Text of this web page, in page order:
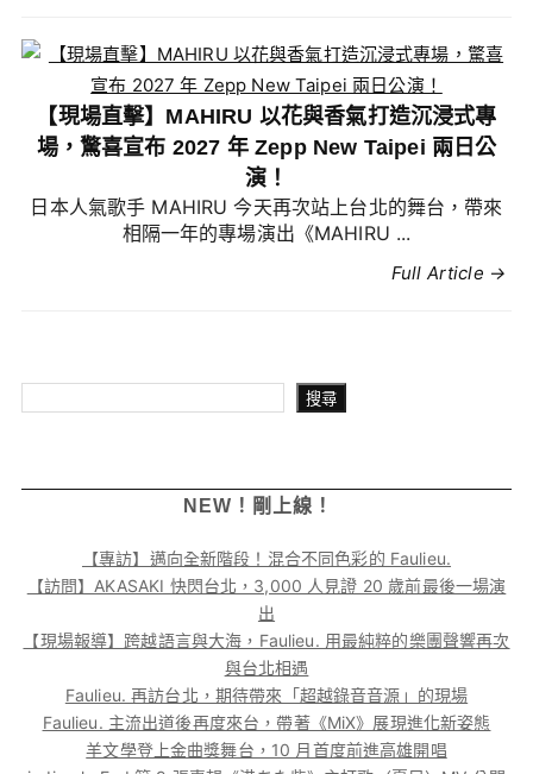
【現場直擊】MAHIRU 以花與香氣打造沉浸式專
場，驚喜宣布 2027 年 Zepp New Taipei 兩日公
演！
日本人氣歌手 MAHIRU 今天再次站上台北的舞台，帶來
相隔一年的專場演出《MAHIRU ...
Full Article →
搜尋
NEW！剛上線！
【專訪】邁向全新階段！混合不同色彩的 Faulieu.
【訪問】AKASAKI 快閃台北，3,000 人見證 20 歲前最後一場演
出
【現場報導】跨越語言與大海，Faulieu. 用最純粹的樂團聲響再次
與台北相遇
Faulieu. 再訪台北，期待帶來「超越錄音音源」的現場
Faulieu. 主流出道後再度來台，帶著《MiX》展現進化新姿態
羊文學登上金曲獎舞台，10 月首度前進高雄開唱